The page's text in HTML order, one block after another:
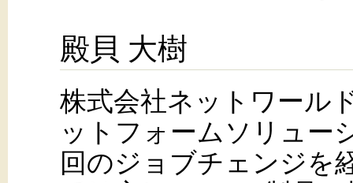
殿貝 大樹
株式会社ネットワール
ットフォームソリュー
回のジョブチェンジを